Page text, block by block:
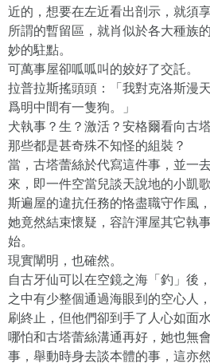
近的，想要在左近看出剖示，就須
所謂的暫留區，就肖似於各大種族
妙的駐點。
可萬事屋卻呱呱叫的姣好了交託。
拉普拉斯搖頭頭：「我對克洛斯漫
爲明中間有一隻狗。」
犬執事？生？激活？安格爾看向古
那些都是甚奇殊不知怪的組裝？
當，古塔蕾絲於代寫這件事，並一
來，即一件空當兒談天說地的小凱
斯遍屋的違抗任務的恪盡職守作風，
她竟然結束懷疑，容許渾屋其它執
始。
現實闡明，也確然。
自古牙仙可以在空鏡之海「釣」後
之中有少整個通過海眼到的空心人
刷終止，但他們卻到手了人心如面
哪怕和古塔蕾絲溝通再好，她也無
事，舉動時身去談本體的事，這亦然